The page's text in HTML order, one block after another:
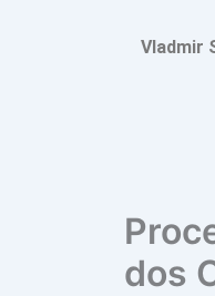
Vladmir
dos